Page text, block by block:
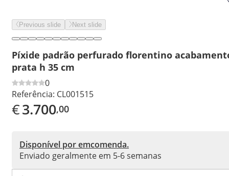
Previous slide Next slide
Píxide padrão perfurado florentino
prata h 35 cm
0
Referência: CL001515
€3.700,00
Disponível por emcomenda.
Enviado geralmente em 5-6 semanas